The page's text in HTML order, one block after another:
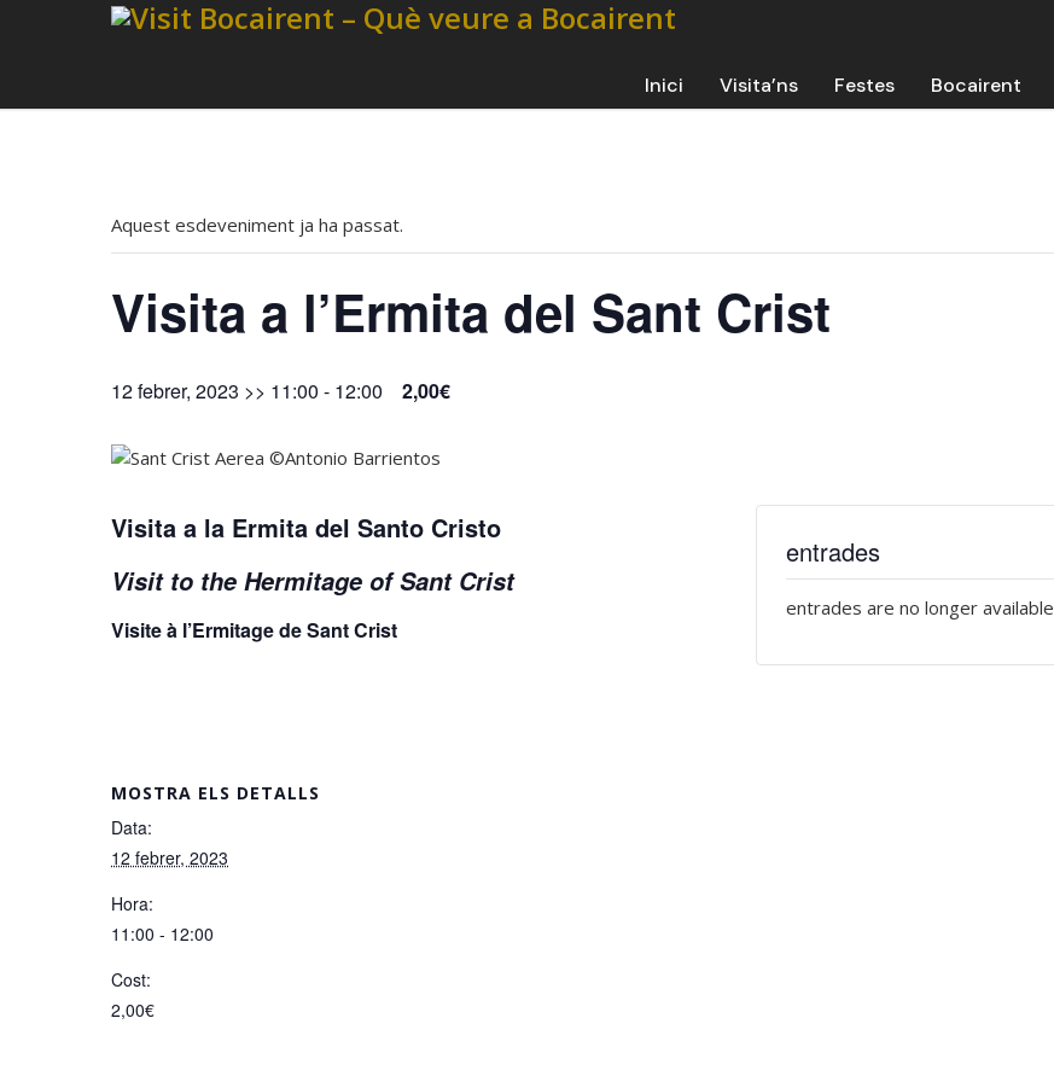
Inici Visita’ns Festes Bocairent
Aquest esdeveniment ja ha passat.
Visita a l’Ermita del Sant Crist
12 febrer, 2023 >> 11:00 - 12:00 2,00€
Visita a la Ermita del Santo Cristo
Visit to the Hermitage of Sant Crist
Visite à l’Ermitage de Sant Crist
MOSTRA ELS DETALLS
Data:
12 febrer, 2023
Hora:
11:00 - 12:00
Cost:
2,00€
entrades
entrades are no longer available